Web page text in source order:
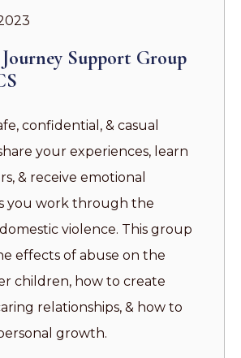
Support Group
confidential, & casual
your experiences, learn
& receive emotional
you work through the
violence. This group
effects of abuse on the
children, how to create
relationships, & how to
growth.